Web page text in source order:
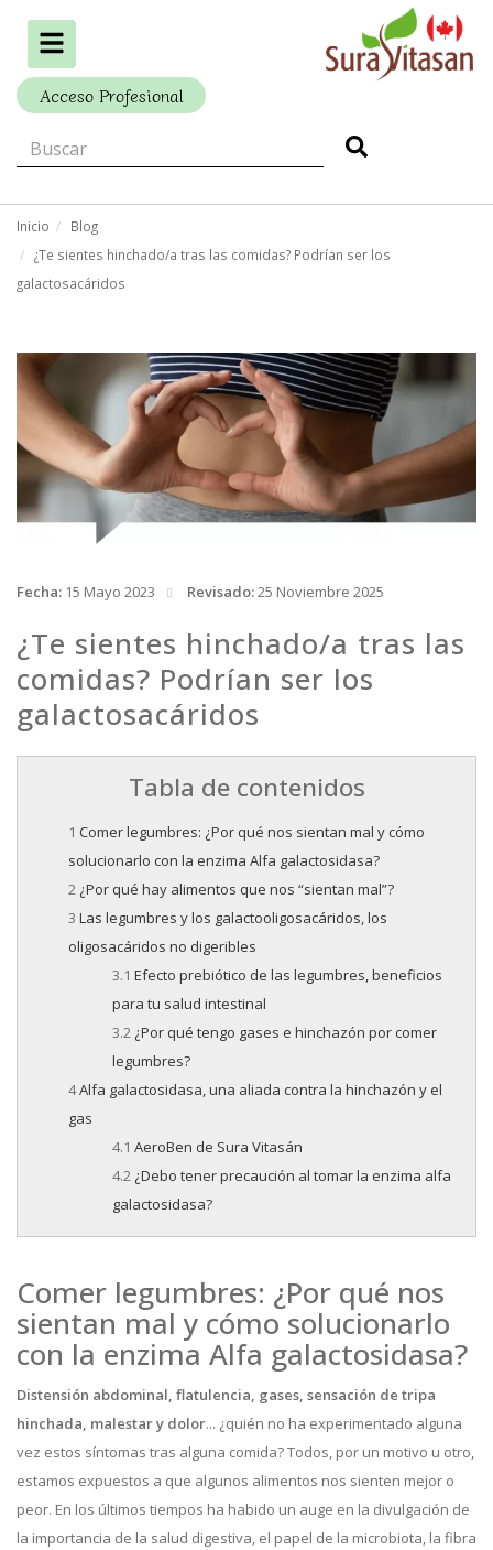
Alternar
navegación
Acceso Profesional
Inicio
Blog
¿Te sientes hinchado/a tras las comidas? Podrían ser los
galactosacáridos
Fecha: 15 Mayo 2023 Revisado:25 Noviembre 2025
¿Te sientes hinchado/a tras las
comidas? Podrían ser los
galactosacáridos
Tabla de contenidos
Comer legumbres: ¿Por qué nos sientan mal y cómo
solucionarlo con la enzima Alfa galactosidasa?
¿Por qué hay alimentos que nos “sientan mal”?
Las legumbres y los galactooligosacáridos, los
oligosacáridos no digeribles
Efecto prebiótico de las legumbres, beneficios
para tu salud intestinal
¿Por qué tengo gases e hinchazón por comer
legumbres?
Alfa galactosidasa, una aliada contra la hinchazón y el
gas
AeroBen de Sura Vitasán
¿Debo tener precaución al tomar la enzima alfa
galactosidasa?
Comer legumbres: ¿Por qué nos
sientan mal y cómo solucionarlo
con la enzima Alfa galactosidasa?
Distensión abdominal, flatulencia, gases, sensación de tripa
hinchada, malestar y dolor... ¿quién no ha experimentado alguna
vez estos síntomas tras alguna comida? Todos, por un motivo u otro,
estamos expuestos a que algunos alimentos nos sienten mejor o
peor. En los últimos tiempos ha habido un auge en la divulgación de
la importancia de la salud digestiva, el papel de la microbiota, la fibra